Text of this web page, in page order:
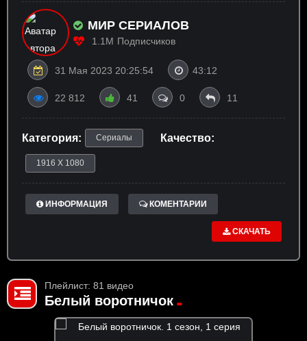
МИР СЕРИАЛОВ
1.1M Подписчиков
31 Мая 2023 20:25:54 43:12
22 812 41 0 11
Категория: Сериалы Качество:
1916 X 1080
ИНФОРМАЦИЯ КОМЕНТАРИИ
СКАЧАТЬ
Плейлист: 81 видео
Белый воротничок